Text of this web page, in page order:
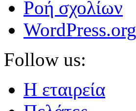
Ροή σχολίων
WordPress.org
Follow us:
Η εταιρεία